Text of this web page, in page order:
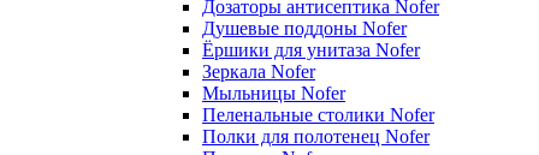
Дозаторы антисептика Nofer
Душевые поддоны Nofer
Ёршики для унитаза Nofer
Зеркала Nofer
Мыльницы Nofer
Пеленальные столики Nofer
Полки для полотенец Nofer